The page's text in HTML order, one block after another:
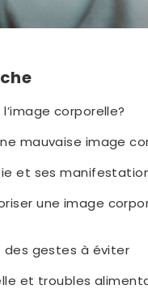
corporelle?
mauvaise image
et ses
une image
des gestes à éviter
et troubles